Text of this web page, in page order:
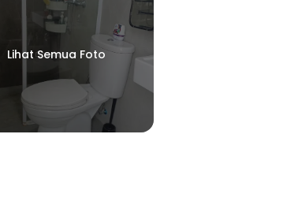
Lihat Semua Foto